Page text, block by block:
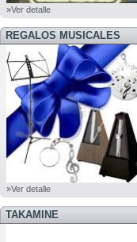
»Ver detalle
REGALOS MUSICALES
»Ver detalle
TAKAMINE